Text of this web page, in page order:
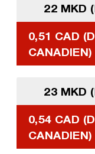
22 MKD
0,51 CAD
CANADIEN)
23 MKD
0,54 CAD
CANADIEN)